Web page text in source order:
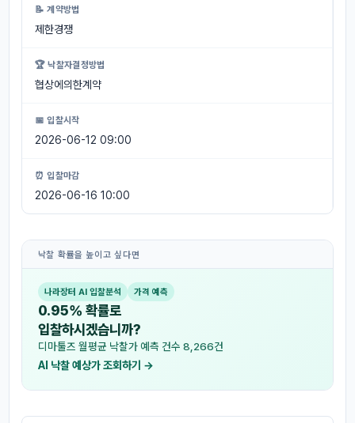
📝 계약방법
제한경쟁
🏆 낙찰자결정방법
협상에의한계약
📅 입찰시작
2026-06-12 09:00
⏰ 입찰마감
2026-06-16 10:00
낙찰 확률을 높이고 싶다면
나라장터 AI 입찰분석 가격 예측
0.95% 확률로
입찰하시겠습니까?
디마툴즈 월평균 낙찰가 예측 건수 8,266건
AI 낙찰 예상가 조회하기 →